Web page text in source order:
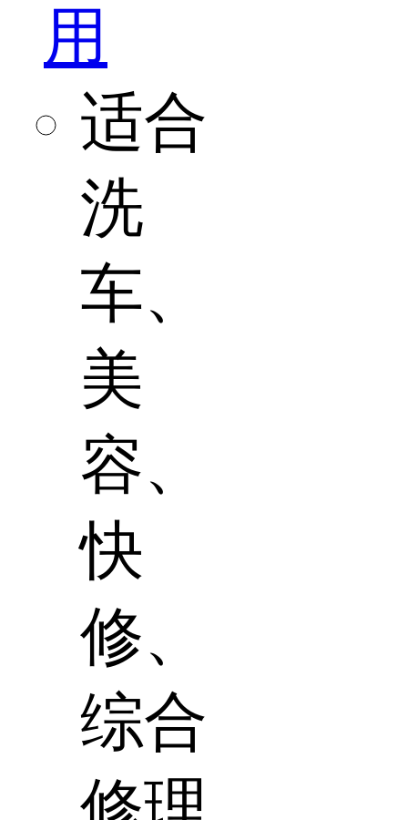
用
适合
洗
车、
美
容、
快
修、
综合